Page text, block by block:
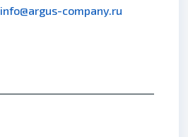
info@argus-company.ru